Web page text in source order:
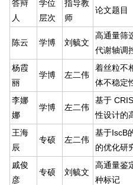
答辩
人
学位
层次
指导教
师
论文题目
陈云 学博 刘毓文
高通量筛
代谢轴调
杨霞
丽
学博 左二伟
着丝粒不
体不稳定
李娜
娜
学博 左二伟
基于
性设计的
王海
辰
专硕 左二伟
基于IscB
的优化研
戚俊
彦
专硕 刘毓文
高通量鉴
种标记